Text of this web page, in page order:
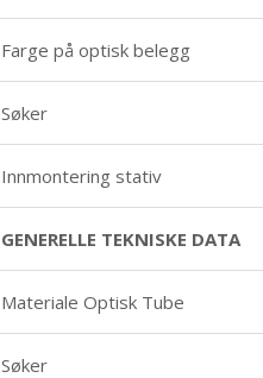
Farge på optisk belegg
Søker
Innmontering stativ
GENERELLE TEKNISKE DATA
Materiale Optisk Tube
Søker